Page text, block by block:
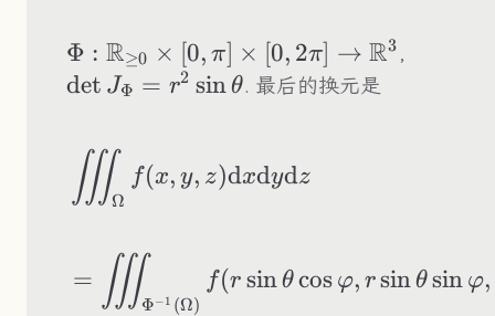
Φ : R≥0 × [0, π] × [0, 2π] → R3 ，
det JΦ = r2 sinθ. 最后的换元是
\begin{aligned}
∭Ω
f(x, y, z)dxdydz
= ∭Φ−1 (Ω)
f (r sin θ cos φ, r sinθ sin φ,